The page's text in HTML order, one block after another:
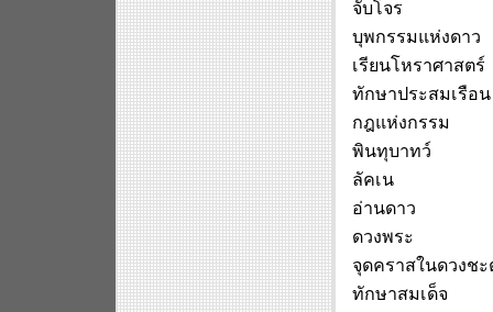
จับโจร
บุพกรรมแห่งดาว
เรียนโหราศาสตร์
ทักษาประสมเรือน
กฎแห่งกรรม
พินทุบาทว์
ลัคเน
อ่านดาว
ดวงพระ
จุดคราสในดวงชะ
ทักษาสมเด็จ